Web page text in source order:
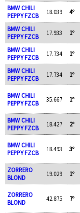
BMW CHILI
PEPPY FZCB
18.039 4º
BMW CHILI
PEPPY FZCB
17.933 1º
BMW CHILI
PEPPY FZCB
17.734 1º
BMW CHILI
PEPPY FZCB
17.734 1º
BMW CHILI
PEPPY FZCB
35.667 1º
BMW CHILI
PEPPY FZCB
18.427 2º
BMW CHILI
PEPPY FZCB
18.493 3º
ZORRERO
BLOND
19.029 1º
ZORRERO
BLOND
42.875 7º